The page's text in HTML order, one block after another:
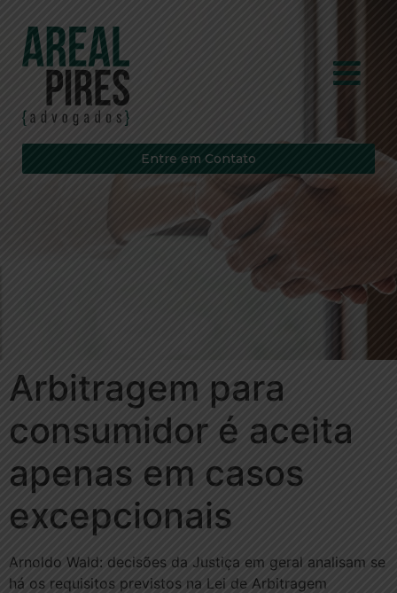
Entre em Contato
Arbitragem para
consumidor é aceita
apenas em casos
excepcionais
Arnoldo Wald: decisões da Justiça em geral analisam se
há os requisitos previstos na Lei de Arbitragem